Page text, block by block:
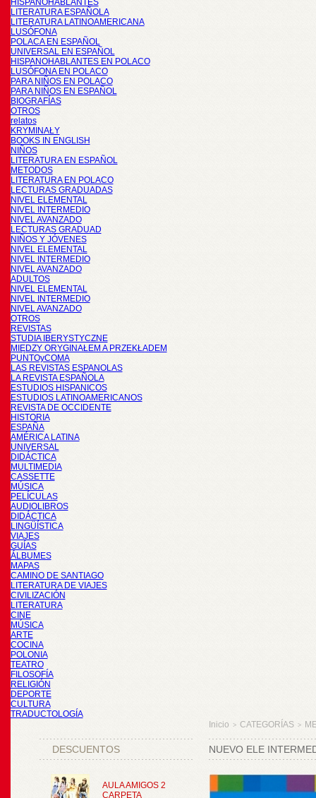
HISPANOHABLANTES
LITERATURA ESPAÑOLA
LITERATURA LATINOAMERICANA
LUSÓFONA
POLACA EN ESPAÑOL
UNIVERSAL EN ESPAÑOL
HISPANOHABLANTES EN POLACO
LUSÓFONA EN POLACO
PARA NIÑOS EN POLACO
PARA NIÑOS EN ESPAÑOL
BIOGRAFÍAS
OTROS
relatos
KRYMINAŁY
BOOKS IN ENGLISH
NIÑOS
LITERATURA EN ESPAÑOL
METODOS
LITERATURA EN POLACO
LECTURAS GRADUADAS
NIVEL ELEMENTAL
NIVEL INTERMEDIO
NIVEL AVANZADO
LECTURAS GRADUAD
NIÑOS Y JÓVENES
NIVEL ELEMENTAL
NIVEL INTERMEDIO
NIVEL AVANZADO
ADULTOS
NIVEL ELEMENTAL
NIVEL INTERMEDIO
NIVEL AVANZADO
OTROS
REVISTAS
STUDIA IBERYSTYCZNE
MIĘDZY ORYGINAŁEM A PRZEKŁADEM
PUNTOyCOMA
LAS REVISTAS ESPANOLAS
LA REVISTA ESPAÑOLA
ESTUDIOS HISPANICOS
ESTUDIOS LATINOAMERICANOS
REVISTA DE OCCIDENTE
HISTORIA
ESPAÑA
AMÉRICA LATINA
UNIVERSAL
DIDÁCTICA
MULTIMEDIA
CASSETTE
MÚSICA
PELÍCULAS
AUDIOLIBROS
DIDÁCTICA
LINGÜÍSTICA
VIAJES
GUÍAS
ÁLBUMES
MAPAS
CAMINO DE SANTIAGO
LITERATURA DE VIAJES
CIVILIZACIÓN
LITERATURA
CINE
MÚSICA
ARTE
COCINA
POLONIA
TEATRO
FILOSOFÍA
RELIGIÓN
DEPORTE
CULTURA
TRADUCTOLOGÍA
DESCUENTOS
AULA AMIGOS 2
CARPETA
Inicio > CATEGORÍAS >
NUEVO ELE